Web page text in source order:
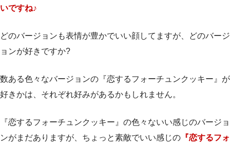
いですね♪
どのバージョンも表情が豊かでいい顔してますが、
どのバージ
ョンが好きですか?
数ある色々なバージョンの『恋するフォーチュンクッキー』が
好きかは、それぞれ好みがあるかもしれません。
『恋するフォーチュンクッキー』の色々ないい感じのバージョ
ンがまだありますが、ちょっと素敵でいい感じの 『恋するフォ